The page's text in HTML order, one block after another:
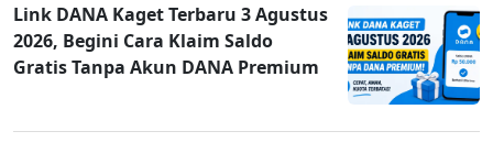
Link DANA Kaget Terbaru 3 Agustus
2026, Begini Cara Klaim Saldo
Gratis Tanpa Akun DANA Premium